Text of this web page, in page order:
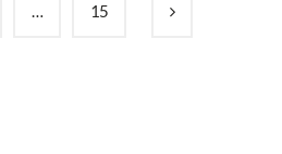
… 15